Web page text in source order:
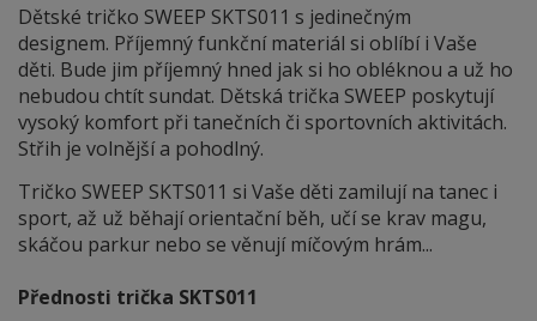
Dětské tričko SWEEP SKTS011 s jedinečným
designem. Příjemný funkční materiál si oblíbí i Vaše
děti. Bude jim příjemný hned jak si ho obléknou a už ho
nebudou chtít sundat. Dětská trička SWEEP poskytují
vysoký komfort při tanečních či sportovních aktivitách.
Střih je volnější a pohodlný.
Tričko SWEEP SKTS011 si Vaše děti zamilují na tanec i
sport, až už běhají orientační běh, učí se krav magu,
skáčou parkur nebo se věnují míčovým hrám...
Přednosti trička SKTS011